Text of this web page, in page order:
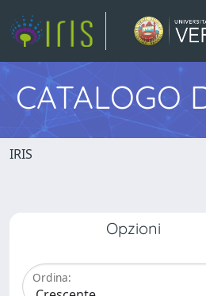
CATALOGO
IRIS
Opzioni
Ordina: